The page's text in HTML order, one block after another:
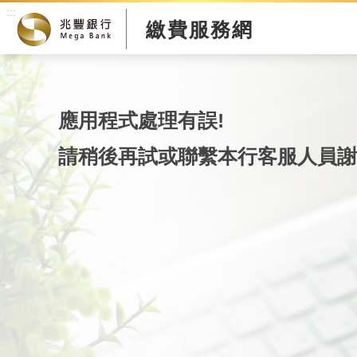
:::
繳費服務網
應用程式處理有誤!
請稍後再試或聯繫本行客服人員